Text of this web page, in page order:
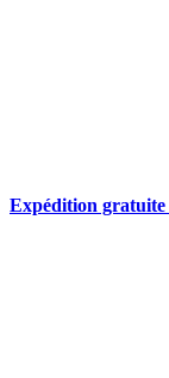
Expédition gratuite